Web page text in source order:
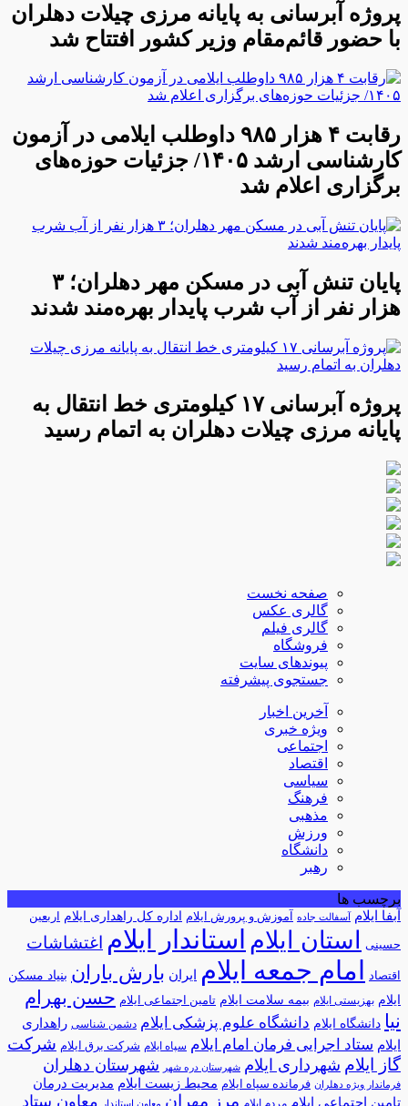
پروژه آبرسانی به پایانه مرزی چیلات دهلران
با حضور قائم‌مقام وزیر کشور افتتاح شد
رقابت ۴ هزار ۹۸۵ داوطلب ایلامی در آزمون
کارشناسی ارشد ۱۴۰۵/ جزئیات حوزه‌های
برگزاری اعلام شد
پایان تنش آبی در مسکن مهر دهلران؛ ۳
هزار نفر از آب شرب پایدار بهره‌مند شدند
پروژه آبرسانی ۱۷ کیلومتری خط انتقال به
پایانه مرزی چیلات دهلران به اتمام رسید
صفحه نخست
گالری عکس
گالری فیلم
فروشگاه
پیوندهای سایت
جستجوی پیشرفته
آخرین اخبار
ویژه خبری
اجتماعی
اقتصاد
سیاسی
فرهنگ
مذهبی
ورزش
دانشگاه
رهبر
برچسب ها
آبفا ایلام آسفالت جاده آموزش و پرورش ایلام اداره کل راهداری ایلام اربعین
حسینی استان ایلام استاندار ایلام اغتشاشات
اقتصاد امام جمعه ایلام ایران بارش باران بنیاد مسکن
ایلام بهزیستی ایلام بیمه سلامت ایلام تامین اجتماعی ایلام حسن بهرام
نیا دانشگاه ایلام دانشگاه علوم پزشکی ایلام دشمن شناسی راهداری
ایلام ستاد اجرایی فرمان امام ایلام سپاه ایلام شرکت برق ایلام شرکت
گاز ایلام شهرداری ایلام شهرستان دره شهر شهرستان دهلران
فرماندار ویژه دهلران فرمانده سپاه ایلام محیط زیست ایلام مدیریت درمان
تامین اجتماعی ایلام مردم ایلام مرز مهران معاون استاندار معاون ستاد